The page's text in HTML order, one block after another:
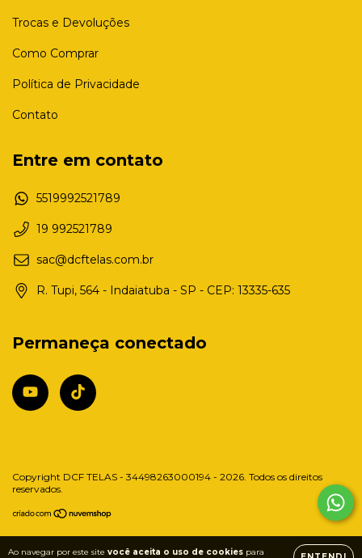
Ao navegar por este site você aceita o uso de cookies para
Trocas e Devoluções
Como Comprar
Política de Privacidade
Contato
Entre em contato
5519992521789
19 992521789
sac@dcftelas.com.br
R. Tupi, 564 - Indaiatuba - SP - CEP: 13335-635
Permaneça conectado
Copyright DCF TELAS - 34498263000194 - 2026. Todos os direitos
reservados.